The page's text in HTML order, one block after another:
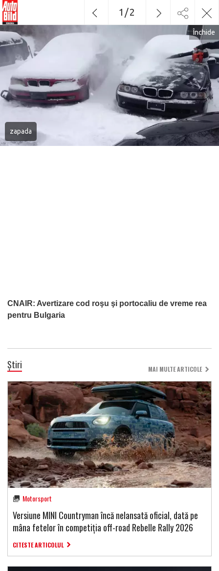
zapada
CNAIR: Avertizare cod roşu şi portocaliu de vreme rea
pentru Bulgaria
Închide
1 /2
Știri MAI MULTE ARTICOLE
Motorsport
Versiune MINI Countryman încă nelansată oficial, dată pe
mâna fetelor în competiția off-road Rebelle Rally 2026
CITESTE ARTICOLUL